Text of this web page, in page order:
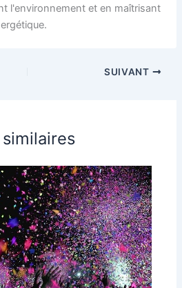
l'environnement et en maîtrisant
SUIVANT